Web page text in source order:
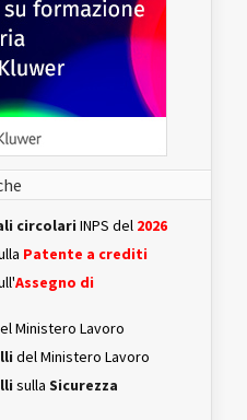
circolari INPS del 2026
Patente a crediti
Assegno di
Ministero Lavoro
del Ministero Lavoro
sulla Sicurezza